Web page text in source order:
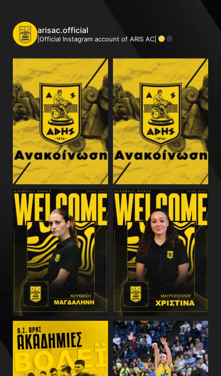
arisac.official
|Official Instagram account of ARIS AC|